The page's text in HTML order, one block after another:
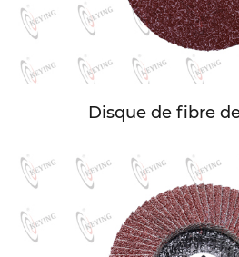
Disque de fibre